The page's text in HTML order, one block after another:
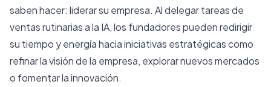
saben hacer: liderar su empresa. Al delegar tareas de
ventas rutinarias a la IA, los fundadores pueden redirigir
su tiempo y energía hacia iniciativas estratégicas como
refinar la visión de la empresa, explorar nuevos mercados
o fomentar la innovación.